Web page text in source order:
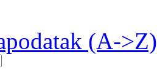
(A->Z)